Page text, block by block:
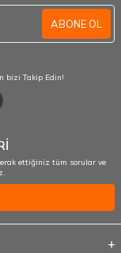
ABONE OL
bizi Takip Edin!
ettiğiniz tüm sorular ve